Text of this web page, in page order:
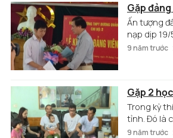
Gặp
Ấn tượng
nạp dịp
lớn vào sự
9 năm trước
Gặp 2
Trong kỳ
tỉnh. Đó là
Sinh và 9,8
9 năm trước